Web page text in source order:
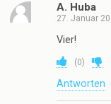
A. Huba
27. Januar
Vier!
(0)
Antworten